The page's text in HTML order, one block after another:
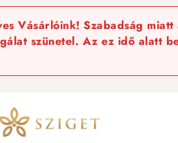
Vásárlóink! Szabadság
szünetel. Az ez idő alatt